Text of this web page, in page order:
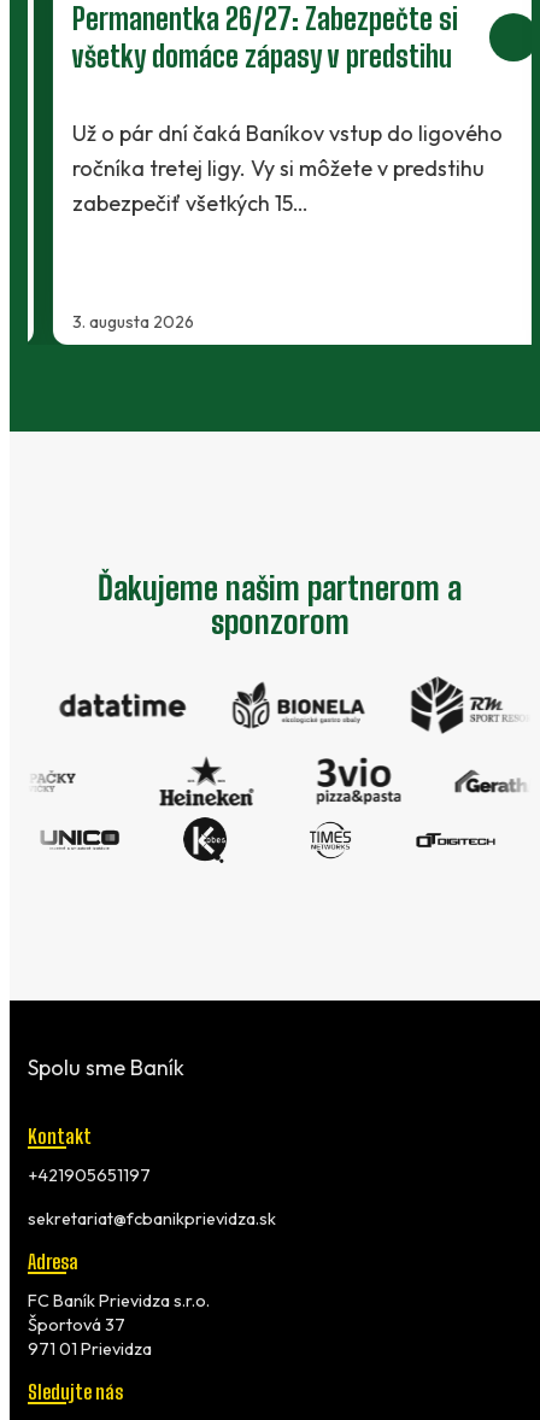
Permanentka 26/27: Zabezpečte si
všetky domáce zápasy v predstihu
3. augusta 2026
Už o pár dní čaká Baníkov vstup do ligového
ročníka tretej ligy. Vy si môžete v predstihu
zabezpečiť všetkých 15…
Ďakujeme našim partnerom a
sponzorom
Spolu sme Baník
Kontakt
+421905651197
sekretariat@fcbanikprievidza.sk
Adresa
FC Baník Prievidza s.r.o.
Športová 37
971 01 Prievidza
Sledujte nás